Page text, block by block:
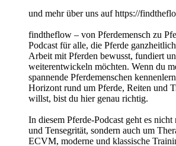
und mehr über uns auf https://
findtheflow – von Pferdemensch zu
Podcast für alle, die Pferde
Arbeit mit Pferden bewusst, fundiert
weiterentwickeln möchten. Wenn du
spannende Pferdemenschen
Horizont rund um Pferde, Reiten und
willst, bist du hier genau richtig.
In diesem Pferde-Podcast geht es
und Tensegrität, sondern auch um
ECVM, moderne und klassische